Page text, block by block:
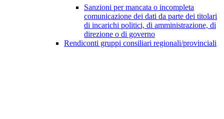
Sanzioni per mancata o incompleta
comunicazione dei dati da parte dei titolari
di incarichi politici, di amministrazione, di
direzione o di governo
Rendiconti gruppi consiliari regionali/provinciali